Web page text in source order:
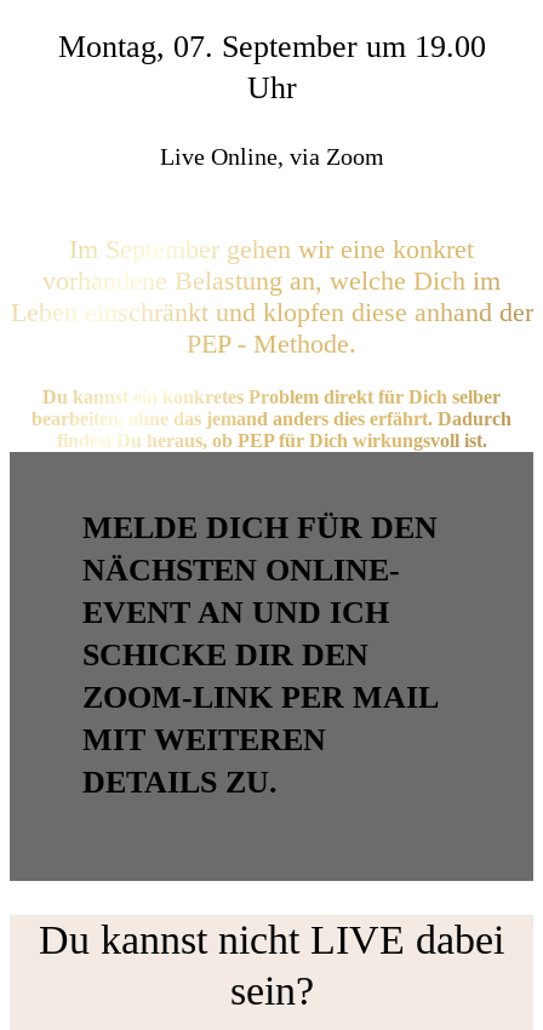
Montag, 07. September um 19.00
Uhr
Live Online, via Zoom
Im September gehen wir eine konkret
vorhandene Belastung an, welche Dich im
Leben einschränkt und klopfen diese anhand der
PEP - Methode.
Du kannst ein konkretes Problem direkt für Dich selber
bearbeiten, ohne das jemand anders dies erfährt. Dadurch
findest Du heraus, ob PEP für Dich wirkungsvoll ist.
MELDE DICH FÜR DEN
NÄCHSTEN ONLINE-
EVENT AN UND ICH
SCHICKE DIR DEN
ZOOM-LINK PER MAIL
MIT WEITEREN
DETAILS ZU.
Du kannst nicht LIVE dabei
sein?